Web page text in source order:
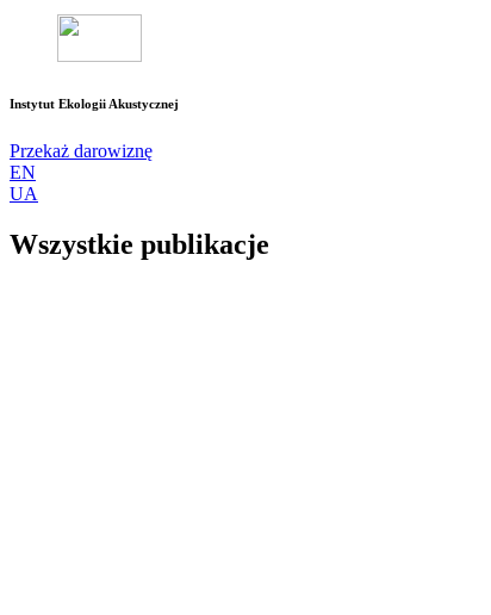
Instytut Ekologii Akustycznej
Przekaż darowiznę
EN
UA
Wszystkie publikacje